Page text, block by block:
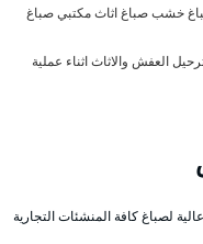
خشب صباغ اثاث مكتبي صباغ
العفش والاثاث اثناء عملية
لصباغ كافة المنشئات التجارية